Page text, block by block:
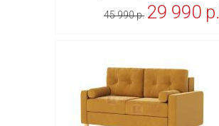
45 990 p. 29 990 p.